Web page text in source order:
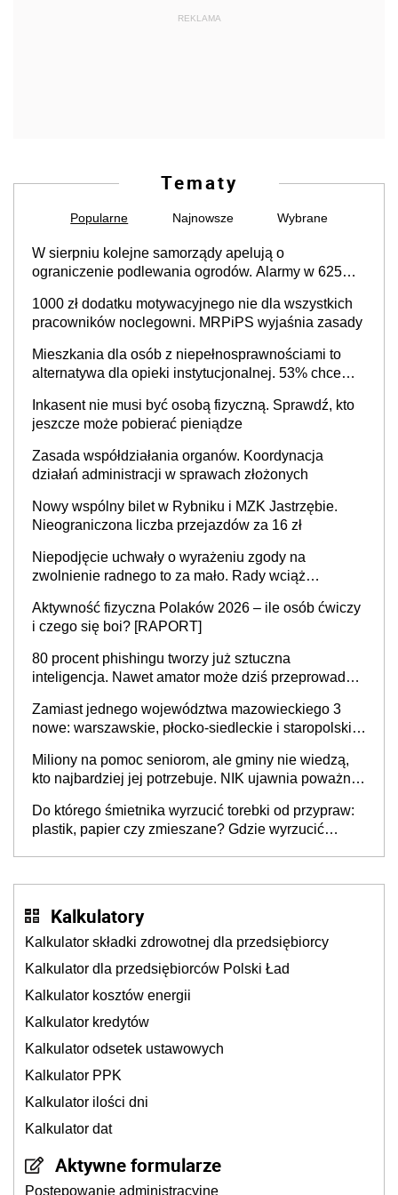
REKLAMA
Tematy
Popularne Najnowsze Wybrane
W sierpniu kolejne samorządy apelują o
ograniczenie podlewania ogrodów. Alarmy w 625
cały kraj
1000 zł dodatku motywacyjnego nie dla wszystkich
pracowników noclegowni. MRPiPS wyjaśnia zasady
Mieszkania dla osób z niepełnosprawnościami to
alternatywa dla opieki instytucjonalnej. 53% chce
Inkasent nie musi być osobą fizyczną. Sprawdź, kto
jeszcze może pobierać pieniądze
Zasada współdziałania organów. Koordynacja
działań administracji w sprawach złożonych
Nowy wspólny bilet w Rybniku i MZK Jastrzębie.
Nieograniczona liczba przejazdów za 16 zł
Niepodjęcie uchwały o wyrażeniu zgody na
zwolnienie radnego to za mało. Rady wciąż
sprawy
Aktywność fizyczna Polaków 2026 – ile osób ćwiczy
i czego się boi? [RAPORT]
80 procent phishingu tworzy już sztuczna
inteligencja. Nawet amator może dziś przeprowadzić
Zamiast jednego województwa mazowieckiego 3
nowe: warszawskie, płocko-siedleckie i staropolskie.
stołecznych
Miliony na pomoc seniorom, ale gminy nie wiedzą,
kto najbardziej jej potrzebuje. NIK ujawnia poważną
Do którego śmietnika wyrzucić torebki od przypraw:
plastik, papier czy zmieszane? Gdzie wyrzucić
Kalkulatory
Kalkulator składki zdrowotnej dla przedsiębiorcy
Kalkulator dla przedsiębiorców Polski Ład
Kalkulator kosztów energii
Kalkulator kredytów
Kalkulator odsetek ustawowych
Kalkulator PPK
Kalkulator ilości dni
Kalkulator dat
Aktywne formularze
Postępowanie administracyjne